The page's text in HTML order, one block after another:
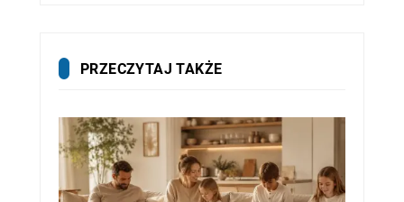
PRZECZYTAJ TAKŻE